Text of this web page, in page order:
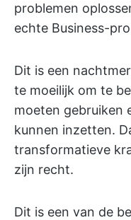
problemen
echte Business-
Dit is een
te moeilijk om te
moeten gebruiken
kunnen inzetten.
transformatieve
zijn recht.
Dit is een van de